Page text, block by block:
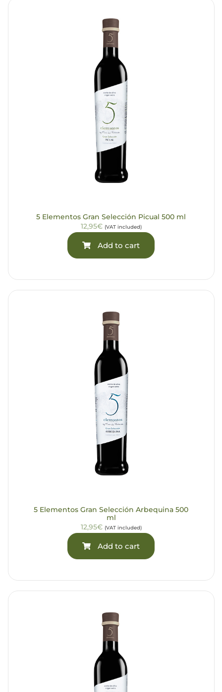
5 Elementos Gran Selección Picual 500 ml
12,95€ (VAT included)
Add to cart
5 Elementos Gran Selección Arbequina 500
ml
12,95€ (VAT included)
Add to cart